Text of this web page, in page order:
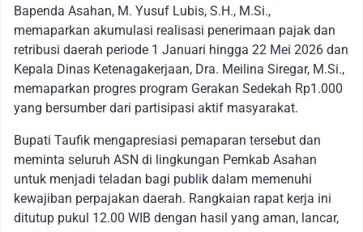
Bapenda Asahan, M. Yusuf Lubis, S.H., M.Si.,
memaparkan akumulasi realisasi penerimaan pajak dan
retribusi daerah periode 1 Januari hingga 22 Mei 2026 dan
Kepala Dinas Ketenagakerjaan, Dra. Meilina Siregar, M.Si.,
memaparkan progres program Gerakan Sedekah Rp1.000
yang bersumber dari partisipasi aktif masyarakat.
Bupati Taufik mengapresiasi pemaparan tersebut dan
meminta seluruh ASN di lingkungan Pemkab Asahan
untuk menjadi teladan bagi publik dalam memenuhi
kewajiban perpajakan daerah. Rangkaian rapat kerja ini
ditutup pukul 12.00 WIB dengan hasil yang aman, lancar,